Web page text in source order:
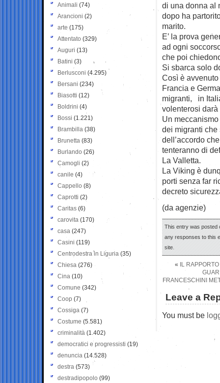
di una donna al
dopo ha
marito.
E’ la prova
ad ogni
che poi
Si sbarca solo
Così è
Francia e
migranti, in
volenterosi
Un
dei migranti che
dell’accordo
tenteranno di
La Valletta.
La Viking è
porti senza far
decreto
(da agenzie)
This entry was posted
any responses to this
site.
«
IL
FRANCESCHINI
Leave a
You must be
Animali (74)
Arancioni (2)
arte (175)
Attentato (329)
Auguri (13)
Batini (3)
Berlusconi (4.295)
Bersani (234)
Biasotti (12)
Boldrini (4)
Bossi (1.221)
Brambilla (38)
Brunetta (83)
Burlando (26)
Camogli (2)
canile (4)
Cappello (8)
Caprotti (2)
Caritas (6)
carovita (170)
casa (247)
Casini (119)
Centrodestra in Liguria (35)
Chiesa (276)
Cina (10)
Comune (342)
Coop (7)
Cossiga (7)
Costume (5.581)
criminalità (1.402)
democratici e progressisti (19)
denuncia (14.528)
destra (573)
destradipopolo (99)